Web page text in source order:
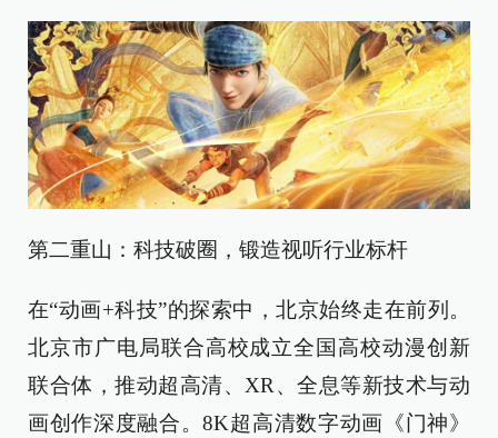
第二重山：科技破圈，锻造视听行业标杆​
在“动画+科技”的探索中，北京始终走在前列。
北京市广电局联合高校成立全国高校动漫创新
联合体，推动超高清、XR、全息等新技术与动
画创作深度融合。8K超高清数字动画《门神》